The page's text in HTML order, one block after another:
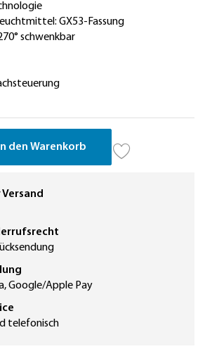
GX53-Fassung
schwenkbar
In den Warenkorb
Google/Apple Pay
telefonisch